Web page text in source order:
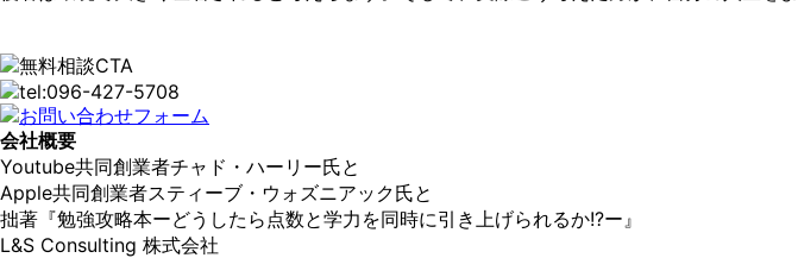
会社概要
Youtube共同創業者チャド・ハーリー氏と
Apple共同創業者スティーブ・ウォズニアック氏と
拙著『勉強攻略本ーどうしたら点数と学力を同時に引き上げられるか!?ー』
L&S Consulting 株式会社